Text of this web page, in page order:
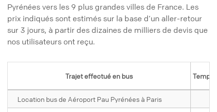
Pyrénées vers les 9 plus grandes villes de France. Les
prix indiqués sont estimés sur la base d’un aller-retour
sur 3 jours, à partir des dizaines de milliers de devis que
nos utilisateurs ont reçu.
Trajet effectué en bus Temps
Location bus de Aéroport Pau Pyrénées à Paris